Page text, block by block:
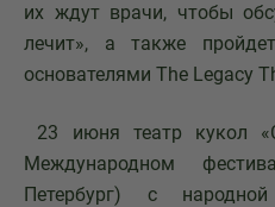
их ждут врачи, чтобы
лечит», а также
основателями The Legacy
23 июня театр кукол
Международном
Петербург) с